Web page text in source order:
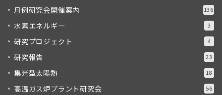
月例研究会開催案内 136
水素エネルギー 3
研究プロジェクト 4
研究報告 23
集光型太陽熱 18
高温ガス炉プラント研究会 56